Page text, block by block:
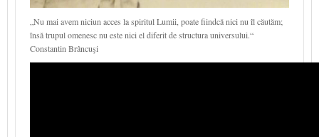
„Nu mai avem niciun acces la spiritul Lumii, poate fiindcă nici nu îl căutăm;
însă trupul omenesc nu este nici el diferit de structura universului.“
Constantin Brâncuşi